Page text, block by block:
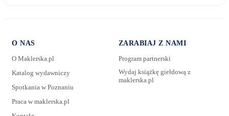
O NAS
O Maklerska.pl
Katalog wydawniczy
Spotkania w Poznaniu
Praca w maklerska.pl
ZARABIAJ Z NAMI
Program partnerski
Wydaj książkę giełdową z
maklerska.pl
E-mail: